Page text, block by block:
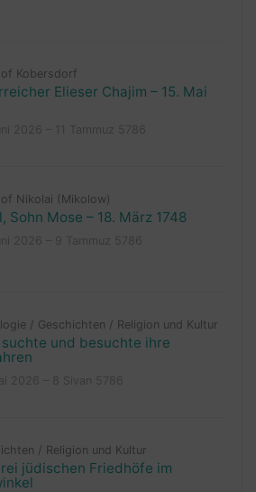
Kobersdorf
Elieser Chajim – 15. Mai
Nikolai (Mikolow)
Sohn Mose – 18. März 1748
/ Geschichten / Religion und Kultur
suchte und besuchte ihre
/ Religion und Kultur
jüdischen Friedhöfe im